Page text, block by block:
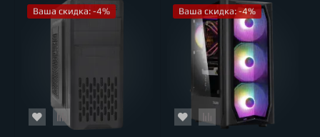
Ваша скидка: -4% Ваша скидка: -4%